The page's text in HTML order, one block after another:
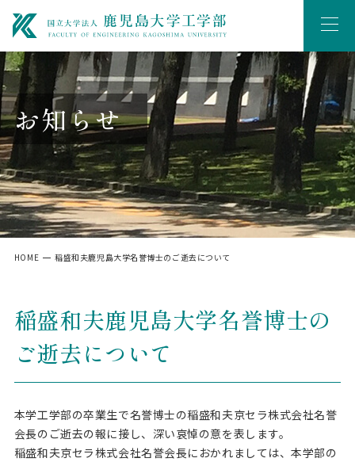
お知らせ
HOME 稲盛和夫鹿児島大学名誉博士のご逝去について
稲盛和夫鹿児島大学名誉博士の
ご逝去について
本学工学部の卒業生で名誉博士の稲盛和夫京セラ株式会社名誉
会長のご逝去の報に接し、深い哀悼の意を表します。
稲盛和夫京セラ株式会社名誉会長におかれましては、本学部の